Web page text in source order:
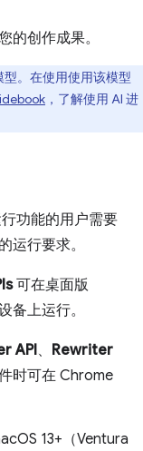
的创作成果。
型。在使用使用该模型
，了解使用 AI 进
功能的用户需要
运行要求。
可在桌面版
备上运行。
API、 Rewriter
时可在 Chrome
13+（Ventura